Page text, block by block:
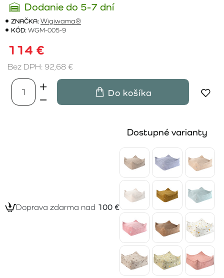
Dodanie do 5-7 dní
ZNAČKA:Wigiwama®
KÓD:WGM-005-9
114 €
Bez DPH: 92,68 €
Do košíka
Doprava zdarma nad 100 €
Dostupné varianty